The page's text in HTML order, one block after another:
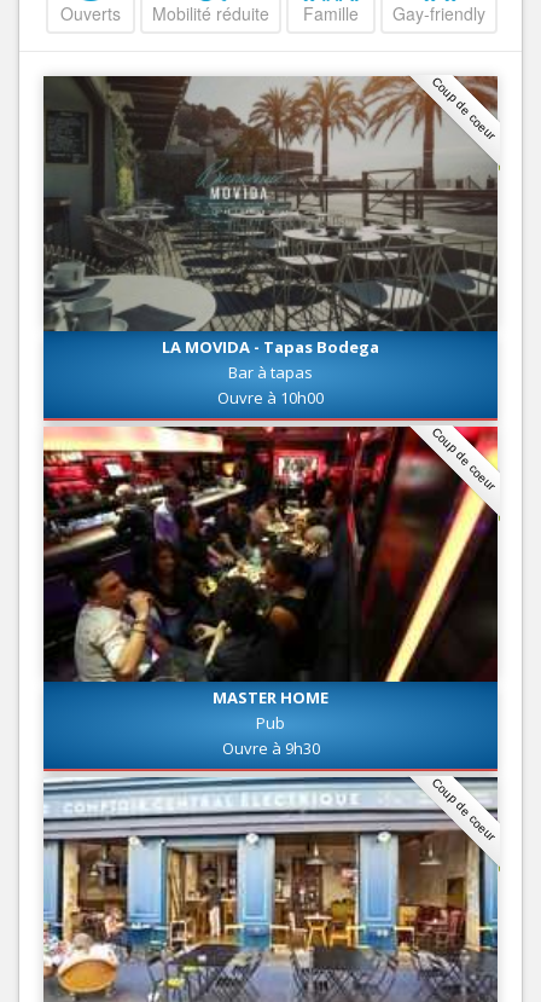
Ouverts Mobilité réduite Famille Gay-friendly
Coup de coeur
LA MOVIDA - Tapas Bodega
Bar à tapas
Ouvre à 10h00
Coup de coeur
MASTER HOME
Pub
Ouvre à 9h30
Coup de coeur